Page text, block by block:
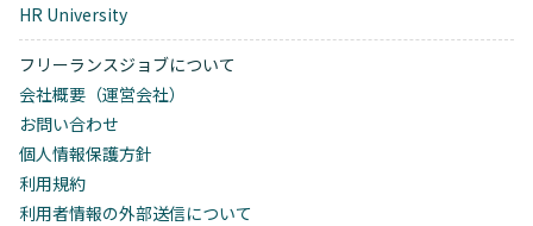
HR University
フリーランスジョブについて
会社概要（運営会社）
お問い合わせ
個人情報保護方針
利用規約
利用者情報の外部送信について